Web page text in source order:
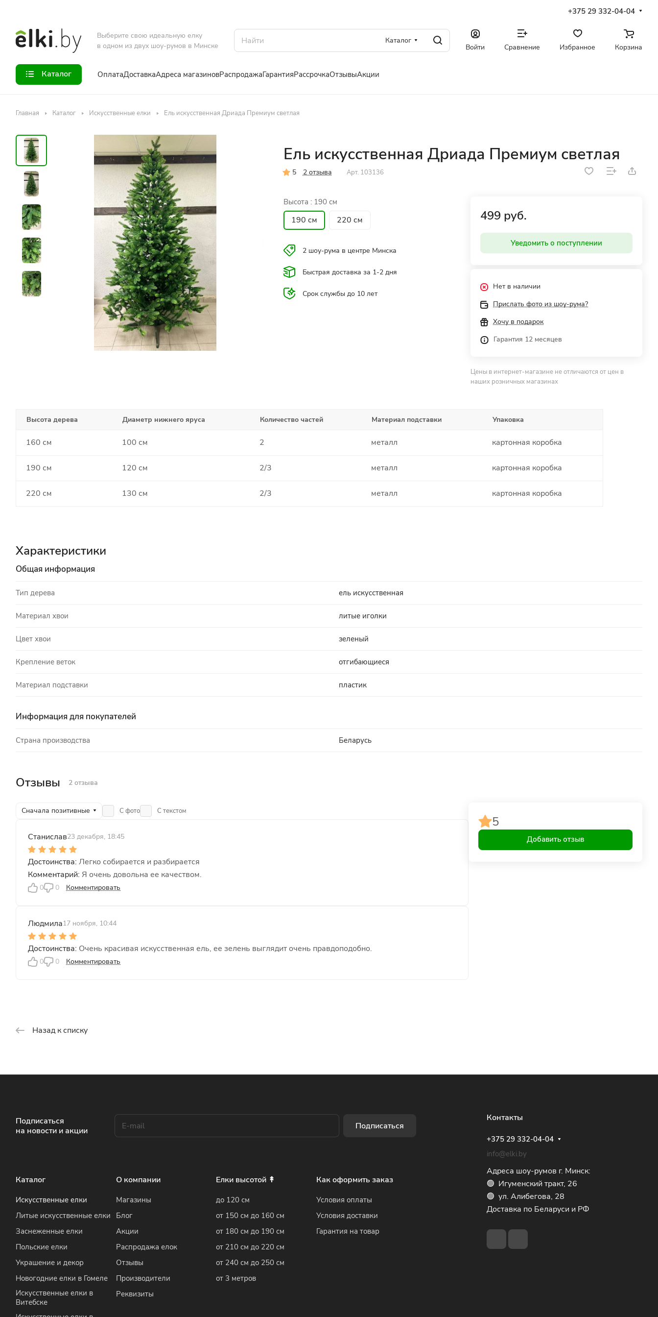
+375 29 332-04-04
Выберите свою идеальную елку
в одном из двух шоу-румов в Минске
Каталог
Войти Сравнение Избранное Корзина
Каталог ОплатаДоставкаАдреса магазиновРаспродажаГарантияРассрочкаОтзывыАкции
Главная Каталог Искусственные елки Ель искусственная Дриада Премиум светлая
Ель искусственная Дриада Премиум светлая
5 2 отзыва Арт. 103136
Высота : 190 см
190 см 220 см
2 шоу-рума в центре Минска
Быстрая доставка за 1-2 дня
Срок службы до 10 лет
499 руб.
Уведомить о поступлении
Нет в наличии
Прислать фото из шоу-рума?
Хочу в подарок
Гарантия 12 месяцев
Цены в интернет-магазине не отличаются от цен в
наших розничных магазинах
Высота дерева Диаметр нижнего яруса Количество частей Материал подставки Упаковка
160 см 100 см 2 металл картонная коробка
190 см 120 см 2/3 металл картонная коробка
220 см 130 см 2/3 металл картонная коробка
Характеристики
Общая информация
Тип дерева ель искусственная
Материал хвои литые иголки
Цвет хвои зеленый
Крепление веток отгибающиеся
Материал подставки пластик
Информация для покупателей
Страна производства Беларусь
Отзывы 2 отзыва
Сначала позитивные С фото С текстом
Cтанислав23 декабря, 18:45
Легко собирается и разбирается
Я очень довольна ее качеством.
0 0 Комментировать
Людмила17 ноября, 10:44
Очень красивая искусственная ель, ее зелень выглядит очень правдоподобно.
0 0 Комментировать
5
Добавить отзыв
Назад к списку
Подписаться
на новости и акции
Подписаться
Каталог
Искусственные елки
Литые искусственные елки
Заснеженные елки
Польские елки
Украшение и декор
Новогодние елки в Гомеле
Искусственные елки в
Витебске
О компании
Магазины
Блог
Акции
Распродажа елок
Отзывы
Производители
Реквизиты
Елки высотой ↟
до 120 см
от 150 см до 160 см
от 180 см до 190 см
от 210 см до 220 см
от 240 см до 250 см
от 3 метров
Как оформить заказ
Условия оплаты
Условия доставки
Гарантия на товар
Контакты
+375 29 332-04-04
info@elki.by
Адреса шоу-румов г. Минск:
🟢 Игуменский тракт, 26
🟢 ул. Алибегова, 28
Доставка по Беларуси и РФ